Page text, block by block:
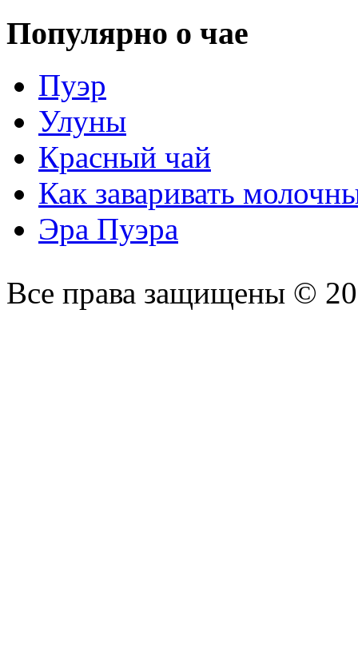
Популярно о чае
Пуэр
Улуны
Красный чай
Как заваривать
Эра Пуэра
Все права защищены ©